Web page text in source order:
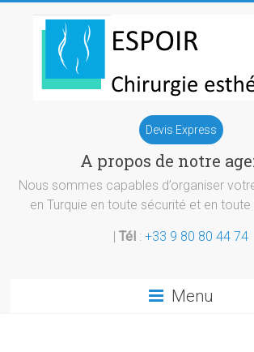
esthetique
Turquie
Devis Express
A propos de notre
Nous sommes capables d’organiser
en Turquie en toute sécurité et en
|Tél :+33 9 80 80 44 74
Menu